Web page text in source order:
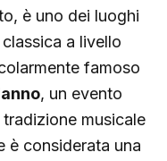
è uno dei luoghi
a livello
famoso
, un evento
musicale
è considerata una